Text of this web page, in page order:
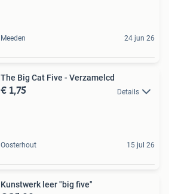
Meeden 24 jun 26
The Big Cat Five - Verzamelcd
€ 1,75 Details
Oosterhout 15 jul 26
Kunstwerk leer "big five"